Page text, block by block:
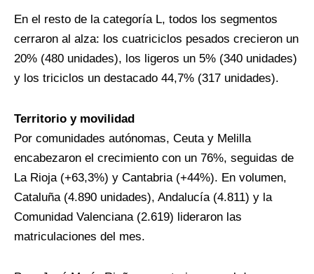
En el resto de la categoría L, todos los segmentos
cerraron al alza: los cuatriciclos pesados crecieron un
20% (480 unidades), los ligeros un 5% (340 unidades)
y los triciclos un destacado 44,7% (317 unidades).
Territorio y movilidad
Por comunidades autónomas, Ceuta y Melilla
encabezaron el crecimiento con un 76%, seguidas de
La Rioja (+63,3%) y Cantabria (+44%). En volumen,
Cataluña (4.890 unidades), Andalucía (4.811) y la
Comunidad Valenciana (2.619) lideraron las
matriculaciones del mes.